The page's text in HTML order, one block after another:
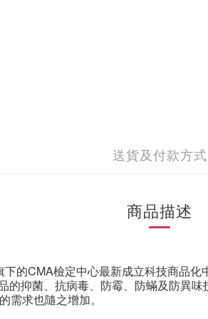
送貨及付款方式
商品描述
下的CMA檢定中心最新成立科技商品化
抑菌、抗病毒、防霉、防蟎及防異
需求也隨之增加。